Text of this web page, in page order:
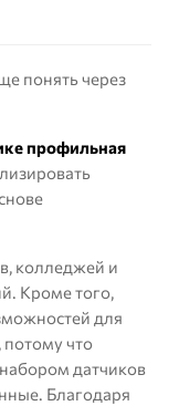
понять через
профильная
колледжей и
Кроме того,
для
потому что
датчиков
Благодаря